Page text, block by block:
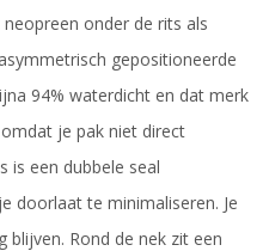
onder de rits als
gepositioneerde
94% waterdicht en dat merk
je pak niet direct
is een dubbele seal
doorlaat te minimaliseren. Je
Rond de nek zit een